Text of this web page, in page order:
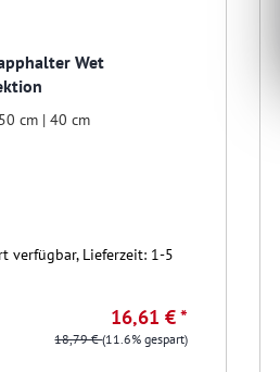
Wet
50 cm | 40 cm
verfügbar, Lieferzeit: 1-5
16,61 € *
18,79 €(11.6% gespart)